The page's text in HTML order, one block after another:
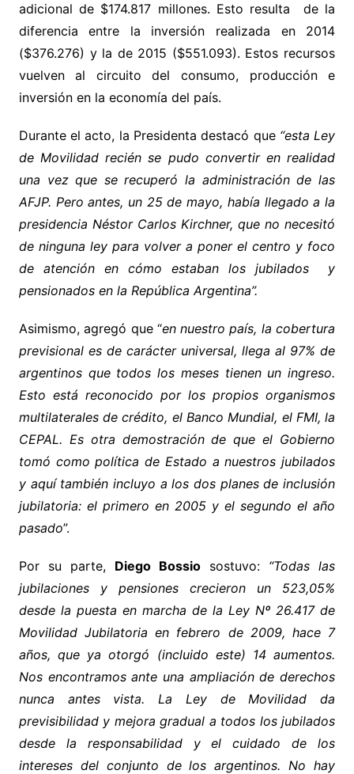
adicional de $174.817 millones. Esto resulta de la
diferencia entre la inversión realizada en 2014
($376.276) y la de 2015 ($551.093). Estos recursos
vuelven al circuito del consumo, producción e
inversión en la economía del país.
Durante el acto, la Presidenta destacó que “esta Ley
de Movilidad recién se pudo convertir en realidad
una vez que se recuperó la administración de las
AFJP. Pero antes, un 25 de mayo, había llegado a la
presidencia Néstor Carlos Kirchner, que no necesitó
de ninguna ley para volver a poner el centro y foco
de atención en cómo estaban los jubilados y
pensionados en la República Argentina”.
Asimismo, agregó que “en nuestro país, la cobertura
previsional es de carácter universal, llega al 97% de
argentinos que todos los meses tienen un ingreso.
Esto está reconocido por los propios organismos
multilaterales de crédito, el Banco Mundial, el FMI, la
CEPAL. Es otra demostración de que el Gobierno
tomó como política de Estado a nuestros jubilados
y aquí también incluyo a los dos planes de inclusión
jubilatoria: el primero en 2005 y el segundo el año
pasado”.
Por su parte, Diego Bossio sostuvo: “Todas las
jubilaciones y pensiones crecieron un 523,05%
desde la puesta en marcha de la Ley Nº 26.417 de
Movilidad Jubilatoria en febrero de 2009, hace 7
años, que ya otorgó (incluido este) 14 aumentos.
Nos encontramos ante una ampliación de derechos
nunca antes vista. La Ley de Movilidad da
previsibilidad y mejora gradual a todos los jubilados
desde la responsabilidad y el cuidado de los
intereses del conjunto de los argentinos. No hay